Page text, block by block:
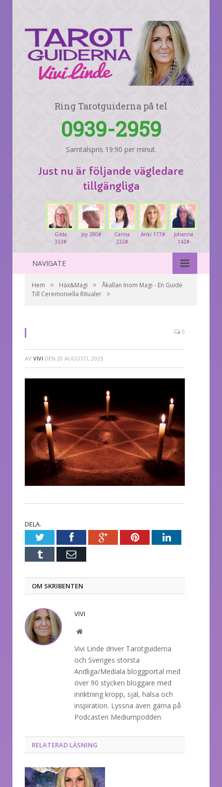
Ring Tarotguiderna på tel
0939-2959
Samtalspris 19:90 per minut.
Just nu är följande vägledare
tillgängliga
Johanna
142#
Anki 177#
Carina
232#
Joy 280#
Gilda
333#
NAVIGATE
Hem » Häx&Magi »
Åkallan Inom Magi - En Guide
Till Ceremoniella Ritualer »
0
AV VIVI DEN 20 AUGUSTI, 2025
DELA.
TwitterFacebookGoogle+PinterestLinkedIn
Tumblr E-
OM SKRIBENTEN
VIVI
Website
Vivi Linde driver Tarotguiderna
och Sveriges största
Andliga/Mediala bloggportal med
över 90 stycken bloggare med
inriktning kropp, själ, hälsa och
inspiration. Lyssna även gärna på
Podcasten Mediumpodden.
RELATERAD LÄSNING